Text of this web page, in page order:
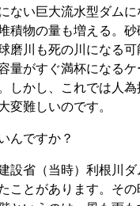
ない巨大流水型ダム
積物の量も増える。
磨川も死の川になる
量がすぐ満杯になる
しかし、これでは人
変難しいのです。
んですか？
省（当時）利根川
ことがあります。そ